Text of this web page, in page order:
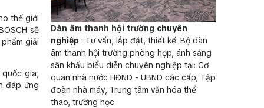
thế giới
sẽ
giải
gia,
đáp ứng
Dàn âm thanh hội trường chuyên
nghiệp : Tư vấn, lắp đặt, thiết kế: Bộ dàn
âm thanh hội trường phòng họp, ánh sáng
sân khấu biểu diễn chuyên nghiệp tại: Cơ
quan nhà nước HĐND - UBND các cấp, Tập
đoàn nhà máy, Trung tâm văn hóa thể
thao, trường học